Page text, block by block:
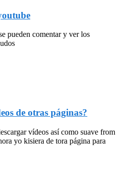
pueden comentar y ver los
de otras páginas?
vídeos así como suave from
yo kisiera de tora página para